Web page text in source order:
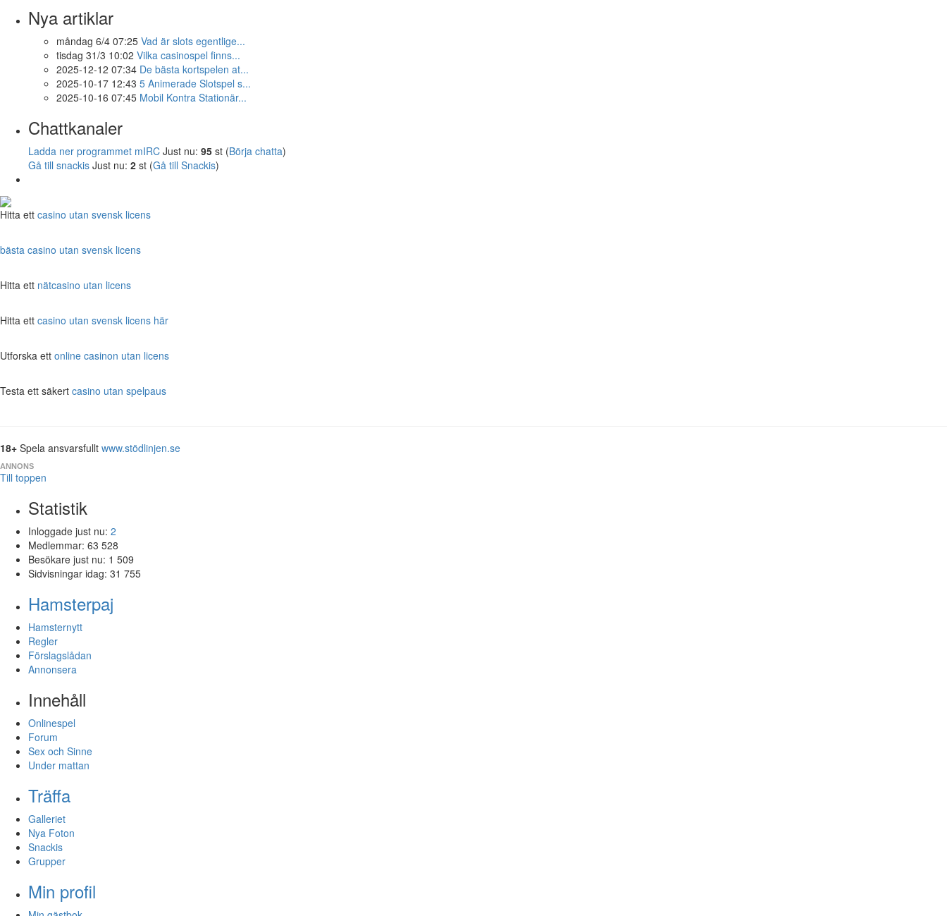
Nya artiklar
måndag 6/4 07:25 Vad är slots egentlige...
tisdag 31/3 10:02 Vilka casinospel finns...
2025-12-12 07:34 De bästa kortspelen at...
2025-10-17 12:43 5 Animerade Slotspel s...
2025-10-16 07:45 Mobil Kontra Stationär...
Chattkanaler
Ladda ner programmet mIRC Just nu: 95 st (Börja chatta)
Gå till snackis Just nu: 2 st (Gå till Snackis)
Hitta ett casino utan svensk licens
bästa casino utan svensk licens
Hitta ett nätcasino utan licens
Hitta ett casino utan svensk licens här
Utforska ett online casinon utan licens
Testa ett säkert casino utan spelpaus
18+ Spela ansvarsfullt www.stödlinjen.se
ANNONS
Till toppen
Statistik
Inloggade just nu: 2
Medlemmar: 63 528
Besökare just nu: 1 509
Sidvisningar idag: 31 755
Hamsterpaj
Hamsternytt
Regler
Förslagslådan
Annonsera
Innehåll
Onlinespel
Forum
Sex och Sinne
Under mattan
Träffa
Galleriet
Nya Foton
Snackis
Grupper
Min profil